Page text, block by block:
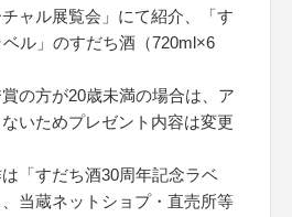
ャル展覧会」にて紹介、「す
ル」のすだち酒（720ml×6
の方が20歳未満の場合は、ア
いためプレゼント内容は変更
「すだち酒30周年記念ラベ
当蔵ネットショプ・直売所等